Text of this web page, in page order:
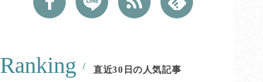
Ranking 直近30日の人気記事